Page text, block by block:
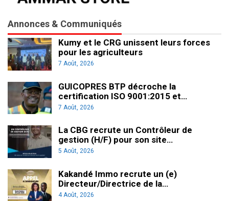
Annonces & Communiqués
Kumy et le CRG unissent leurs forces
pour les agriculteurs
7 Août, 2026
GUICOPRES BTP décroche la
certification ISO 9001:2015 et…
7 Août, 2026
La CBG recrute un Contrôleur de
gestion (H/F) pour son site…
5 Août, 2026
Kakandé Immo recrute un (e)
Directeur/Directrice de la…
4 Août, 2026